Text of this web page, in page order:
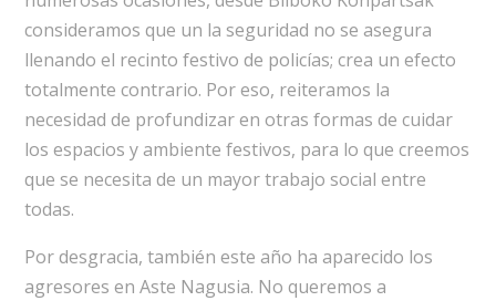
consideramos que un la seguridad no se asegura
llenando el recinto festivo de policías; crea un efecto
totalmente contrario. Por eso, reiteramos la
necesidad de profundizar en otras formas de cuidar
los espacios y ambiente festivos, para lo que creemos
que se necesita de un mayor trabajo social entre
todas.
Por desgracia, también este año ha aparecido los
agresores en Aste Nagusia. No queremos a